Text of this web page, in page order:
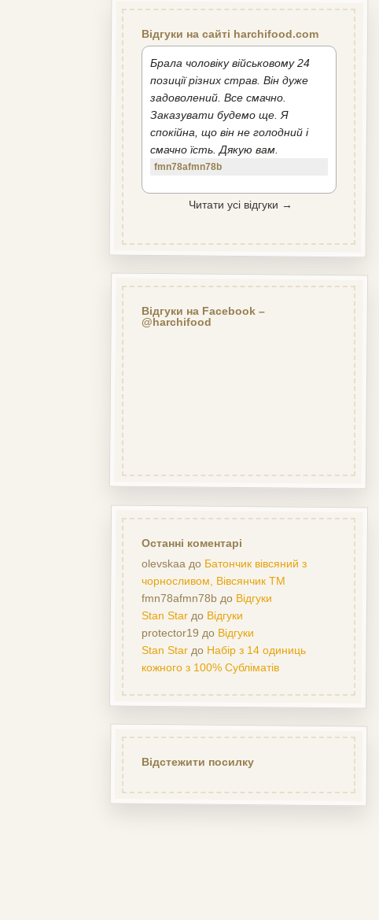
Відгуки на сайті harchifood.com
Брала чоловіку військовому 24
позиції різних страв. Він дуже
задоволений. Все смачно.
Заказувати будемо ще. Я
спокійна, що він не голодний і
смачно їсть. Дякую вам.
fmn78afmn78b
Читати усі відгуки →
Відгуки на Facebook –
@harchifood
Останні коментарі
olevskaa до Батончик вівсяний з
чорносливом, Вівсянчик ТМ
fmn78afmn78bдо Відгуки
Stan Starдо Відгуки
protector19 до Відгуки
Stan Starдо Набір з 14 одиниць
кожного з 100% Субліматів
Відстежити посилку